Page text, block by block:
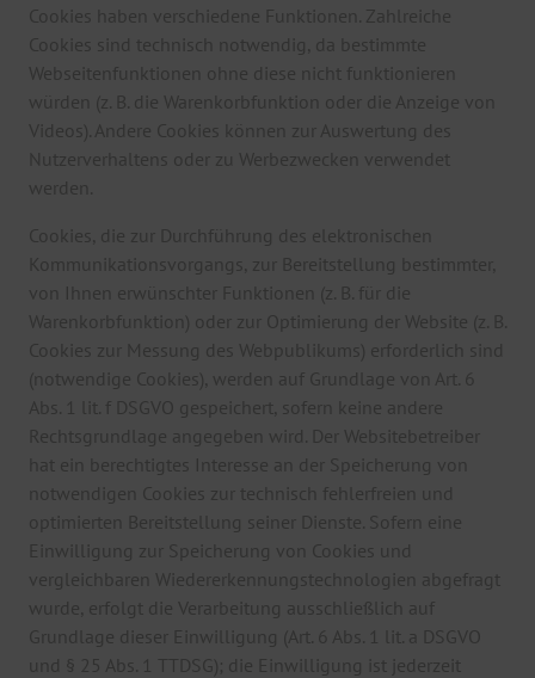
Cookies haben verschiedene Funktionen. Zahlreiche
Cookies sind technisch notwendig, da bestimmte
Webseitenfunktionen ohne diese nicht funktionieren
würden (z. B. die Warenkorbfunktion oder die Anzeige von
Videos). Andere Cookies können zur Auswertung des
Nutzerverhaltens oder zu Werbezwecken verwendet
werden.
Cookies, die zur Durchführung des elektronischen
Kommunikationsvorgangs, zur Bereitstellung bestimmter,
von Ihnen erwünschter Funktionen (z. B. für die
Warenkorbfunktion) oder zur Optimierung der Website (z. B.
Cookies zur Messung des Webpublikums) erforderlich sind
(notwendige Cookies), werden auf Grundlage von Art. 6
Abs. 1 lit. f DSGVO gespeichert, sofern keine andere
Rechtsgrundlage angegeben wird. Der Websitebetreiber
hat ein berechtigtes Interesse an der Speicherung von
notwendigen Cookies zur technisch fehlerfreien und
optimierten Bereitstellung seiner Dienste. Sofern eine
Einwilligung zur Speicherung von Cookies und
vergleichbaren Wiedererkennungstechnologien abgefragt
wurde, erfolgt die Verarbeitung ausschließlich auf
Grundlage dieser Einwilligung (Art. 6 Abs. 1 lit. a DSGVO
und § 25 Abs. 1 TTDSG); die Einwilligung ist jederzeit